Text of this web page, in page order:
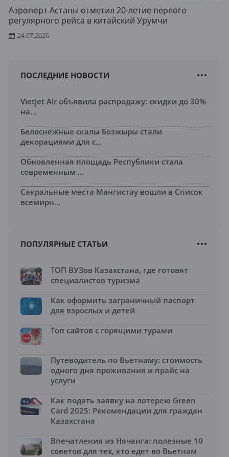
Аэропорт Астаны отметил 20-летие первого
регулярного рейса в китайский Урумчи
24.07.2026
ПОСЛЕДНИЕ НОВОСТИ
Vietjet Air объявила распродажу: скидки до 30%
на...
Белоснежные скалы Бозжыры стали
декорациями для с...
Обновленная площадь Республики стала
современным ...
Сакральные места Мангистау вошли в Список
всемирн...
ПОПУЛЯРНЫЕ СТАТЬИ
ТОП ВУЗов Казахстана, где готовят
специалистов туризма
Как оформить заграничный паспорт
для взрослых и детей
Топ сайтов с горящими турами
Путеводитель по Вьетнаму: стоимость
одного дня проживания и прайс на
услуги
Как подать заявку на лотерею Green
Card 2025: Рекомендации для граждан
Казахстана
Впечатления из Нячанга: полезные 10
советов для тех, кто едет во Вьетнам